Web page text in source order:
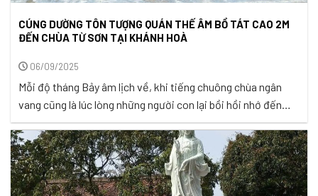
CÚNG DƯỜNG TÔN TƯỢNG QUÁN THẾ ÂM BỒ TÁT CAO 2M
ĐẾN CHÙA TỪ SƠN TẠI KHÁNH HOÀ
06/09/2025
Mỗi độ tháng Bảy âm lịch về, khi tiếng chuông chùa ngân
vang cũng là lúc lòng những người con lại bồi hồi nhớ đến
công ơn trời biển của cha mẹ. Vu Lan Báo Hiếu không chỉ là
ngày lễ mang ý nghĩa tôn giáo, mà còn là dịp để mỗi người
con dừng ...